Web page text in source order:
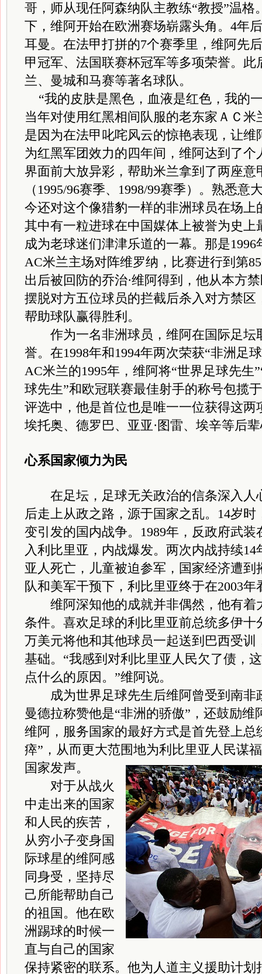
哥，师从现任阿森纳队主教练“教授”温格
下，维阿开始在欧洲赛场崭露头角。4年
耳曼。在法甲打拼的7个赛季里，维阿先
甲冠军、法国联赛杯冠军等多项荣誉。
兰、曼城和马赛等著名球队。
“我的皮肤是黑色，血液是红色，我的
当年对使用红黑相间队服的老东家ＡＣ
是因为在法甲叱咤风云的惊艳表现，让维
为红黑军团效力的四年间，维阿达到了个
界面前大放异彩，帮助米兰拿到了两座意
（1995/96赛季、1998/99赛季）。熟悉意
今还对这个像猎豹一样的非洲球员在场上
其中有一粒进球在中国媒体上被誉为史上
成为老球迷们津津乐道的一幕。那是
AC米兰主场对阵维罗纳，比赛进行到第
出后被回防的乔治·维阿得到，他从本方
摆脱对方五位球员的拦截后杀入对方禁区
帮助球队赢得胜利。
作为一名非洲球员，维阿在国际足坛
誉。在1998年和1994年两次荣获“非洲足
AC米兰的1995年，维阿将“世界足球先生
球先生”和欧冠联赛最佳射手的称号包揽
评选中，他是首位也是唯一一位获得这两
埃托奥、德罗巴、亚亚·图雷、埃辛等后
心系国家倾力为民
在足坛，足球无关政治的信条深入人
后走上从政之路，源于国家之乱。14岁
变引发的国内战争。1989年，反政府武装
入利比里亚，内战爆发。两次内战持续
亚人死亡，儿童被迫参军，国家经济遭到
队和美军干预下，利比里亚终于在2003
维阿深知他的成就并非偶然，他有着
条件。喜欢足球的利比里亚前总统多伊十
万美元将他和其他球员一起送到巴西受训
基础。“我感到对利比里亚人民欠了债，
点什么的原因。”维阿说。
成为世界足球先生后维阿曾受到南非
曼德拉称赞他是“非洲的骄傲”，还鼓励维
维阿，服务国家的最好方式是首先登上总
瘁”，从而更大范围地为利比里亚人民谋
国家发声。
对于从战火
中走出来的国家
和人民的疾苦，
从穷小子变身国
际球星的维阿感
同身受，坚持尽
己所能帮助自己
的祖国。他在欧
洲踢球的时候一
直与自己的国家
保持紧密的联系。他为人道主义援助计划